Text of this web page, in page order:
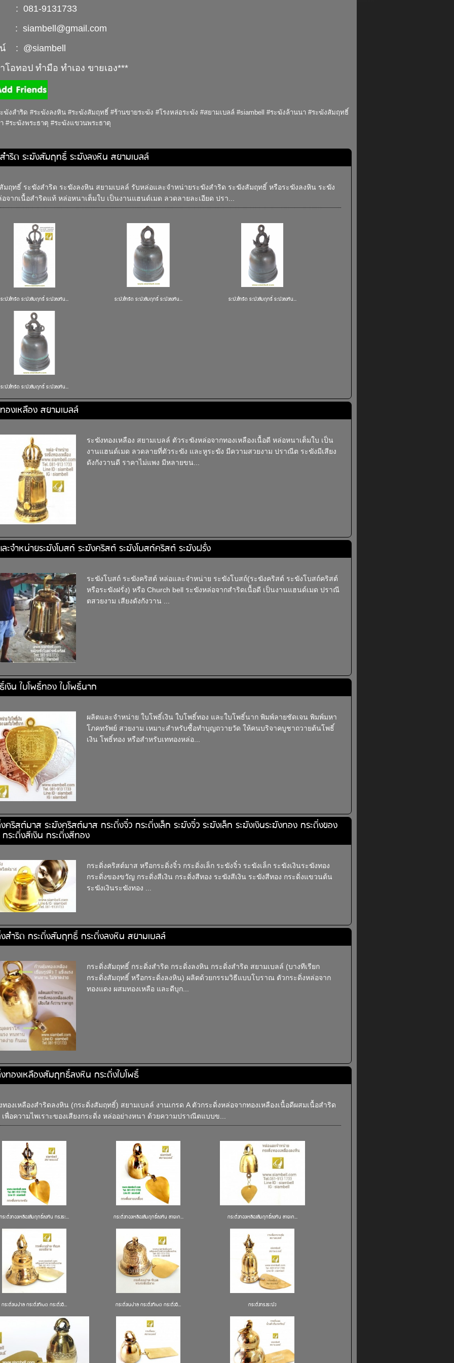
081-9131733
: siambell@gmail.com
: @siambell
โอทอป ทำมือ ทำเอง ขายเอง***
ฆังสำริด #ระฆังลงหิน #ระฆังสัมฤทธิ์ #ร้านขายระฆัง #โรงหล่อระฆัง #สยามเบลล์ #siambell #ระฆังล้านนา #ระฆังสัมฤทธิ์
#ระฆังพระธาตุ #ระฆังแขวนพระธาตุ
ำริด ระฆังสัมฤทธิ์ ระฆังลงหิน สยามเบลล์
มฤทธิ์ ระฆังสำริด ระฆังลงหิน สยามเบลล์ รับหล่อและจำหน่ายระฆังสำริด ระฆังสัมฤทธิ์ หรือระฆังลงหิน ระฆัง
จากเนื้อสำริดแท้ หล่อหนาเต็มใบ เป็นงานแฮนด์เมด ลวดลายละเอียด ปรา...
ระฆังสำริด ระฆังสัมฤทธิ์ ระฆังลงหิน... ระฆังสำริด ระฆังสัมฤทธิ์ ระฆังลงหิน... ระฆังสำริด ระฆังสัมฤทธิ์ ระฆังลงหิน...
ระฆังสำริด ระฆังสัมฤทธิ์ ระฆังลงหิน...
องเหลือง สยามเบลล์
ระฆังทองเหลือง สยามเบลล์ ตัวระฆังหล่อจากทองเหลืองเนื้อดี หล่อหนาเต็มใบ เป็น
งานแฮนด์เมด ลวดลายที่ตัวระฆัง และหูระฆัง มีความสวยงาม ปราณีต ระฆังมีเสียง
ดังกังวานดี ราคาไม่แพง มีหลายขน...
ะจำหน่ายระฆังโบสถ์ ระฆังคริสต์ ระฆังโบสถ์คริสต์ ระฆังฝรั่ง
ระฆังโบสถ์ ระฆังคริสต์ หล่อและจำหน่าย ระฆังโบสถ์(ระฆังคริสต์ ระฆังโบสถ์คริสต์
หรือระฆังฝรั่ง) หรือ Church bell ระฆังหล่อจากสำริดเนื้อดี เป็นงานแฮนด์เมด ปราณี
ตสวยงาม เสียงดังกังวาน ...
เงิน ใบโพธิ์ทอง ใบโพธิ์นาก
ผลิตและจำหน่าย ใบโพธิ์เงิน ใบโพธิ์ทอง และใบโพธิ์นาก พิมพ์ลายชัดเจน พิมพ์มหา
โภคทรัพย์ สวยงาม เหมาะสำหรับซื้อทำบุญถวายวัด ให้คนบริจาคบูชาถวายต้นโพธิ์
เงิน โพธิ์ทอง หรือสำหรับเททองหล่อ...
คริสต์มาส ระฆังคริสต์มาส กระดิ่งจิ๋ว กระดิ่งเล็ก ระฆังจิ๋ว ระฆังเล็ก ระฆังเงินระฆังทอง กระดิ่งของ
ระดิ่งสีเงิน กระดิ่งสีทอง
กระดิ่งคริสต์มาส หรือกระดิ่งจิ๋ว กระดิ่งเล็ก ระฆังจิ๋ว ระฆังเล็ก ระฆังเงินระฆังทอง
กระดิ่งของขวัญ กระดิ่งสีเงิน กระดิ่งสีทอง ระฆังสีเงิน ระฆังสีทอง กระดิ่งแขวนต้น
ระฆังเงินระฆังทอง ...
สำริด กระดิ่งสัมฤทธิ์ กระดิ่งลงหิน สยามเบลล์
กระดิ่งสัมฤทธิ์ กระดิ่งสำริด กระดิ่งลงหิน กระดิ่งสำริด สยามเบลล์ (บางทีเรียก
กระดิ่งสัมฤทธิ์ หรือกระดิ่งลงหิน) ผลิตด้วยกรรมวิธีแบบโบราณ ตัวกระดิ่งหล่อจาก
ทองแดง ผสมทองเหลือ และดีบุก...
ทองเหลืองสัมฤทธิ์ลงหิน กระดิ่งใบโพธิ์
ทองเหลืองสำริดลงหิน (กระดิ่งสัมฤทธิ์) สยามเบลล์ งานเกรด A ตัวกระดิ่งหล่อจากทองเหลืองเนื้อดีผสมเนื้อสำริด
พื่อความไพเราะของเสียงกระดิ่ง หล่ออย่างหนา ด้วยความปราณีตแบบข...
กระดิ่งทองเหลืองสัมฤทธิ์ลงหิน ทรงระ... กระดิ่งทองเหลืองสัมฤทธิ์ลงหิน ลายเก... กระดิ่งทองเหลืองสัมฤทธิ์ลงหิน ลายเก...
กระดิ่งเนปาล กระดิ่งทิเบต กระดิ่งอิ... กระดิ่งเนปาล กระดิ่งทิเบต กระดิ่งอิ... กระดิ่งทรงระฆัง